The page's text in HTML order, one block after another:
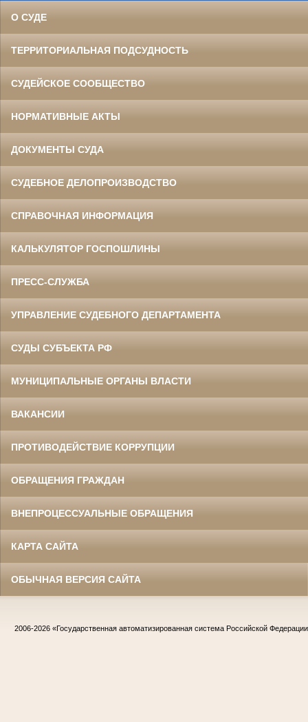
О СУДЕ
ТЕРРИТОРИАЛЬНАЯ ПОДСУДНОСТЬ
СУДЕЙСКОЕ СООБЩЕСТВО
НОРМАТИВНЫЕ АКТЫ
ДОКУМЕНТЫ СУДА
СУДЕБНОЕ ДЕЛОПРОИЗВОДСТВО
СПРАВОЧНАЯ ИНФОРМАЦИЯ
КАЛЬКУЛЯТОР ГОСПОШЛИНЫ
ПРЕСС-СЛУЖБА
УПРАВЛЕНИЕ СУДЕБНОГО ДЕПАРТАМЕНТА
СУДЫ СУБЪЕКТА РФ
МУНИЦИПАЛЬНЫЕ ОРГАНЫ ВЛАСТИ
ВАКАНСИИ
ПРОТИВОДЕЙСТВИЕ КОРРУПЦИИ
ОБРАЩЕНИЯ ГРАЖДАН
ВНЕПРОЦЕССУАЛЬНЫЕ ОБРАЩЕНИЯ
КАРТА САЙТА
ОБЫЧНАЯ ВЕРСИЯ САЙТА
2006-2026 «Государственная автоматизированная система Российской